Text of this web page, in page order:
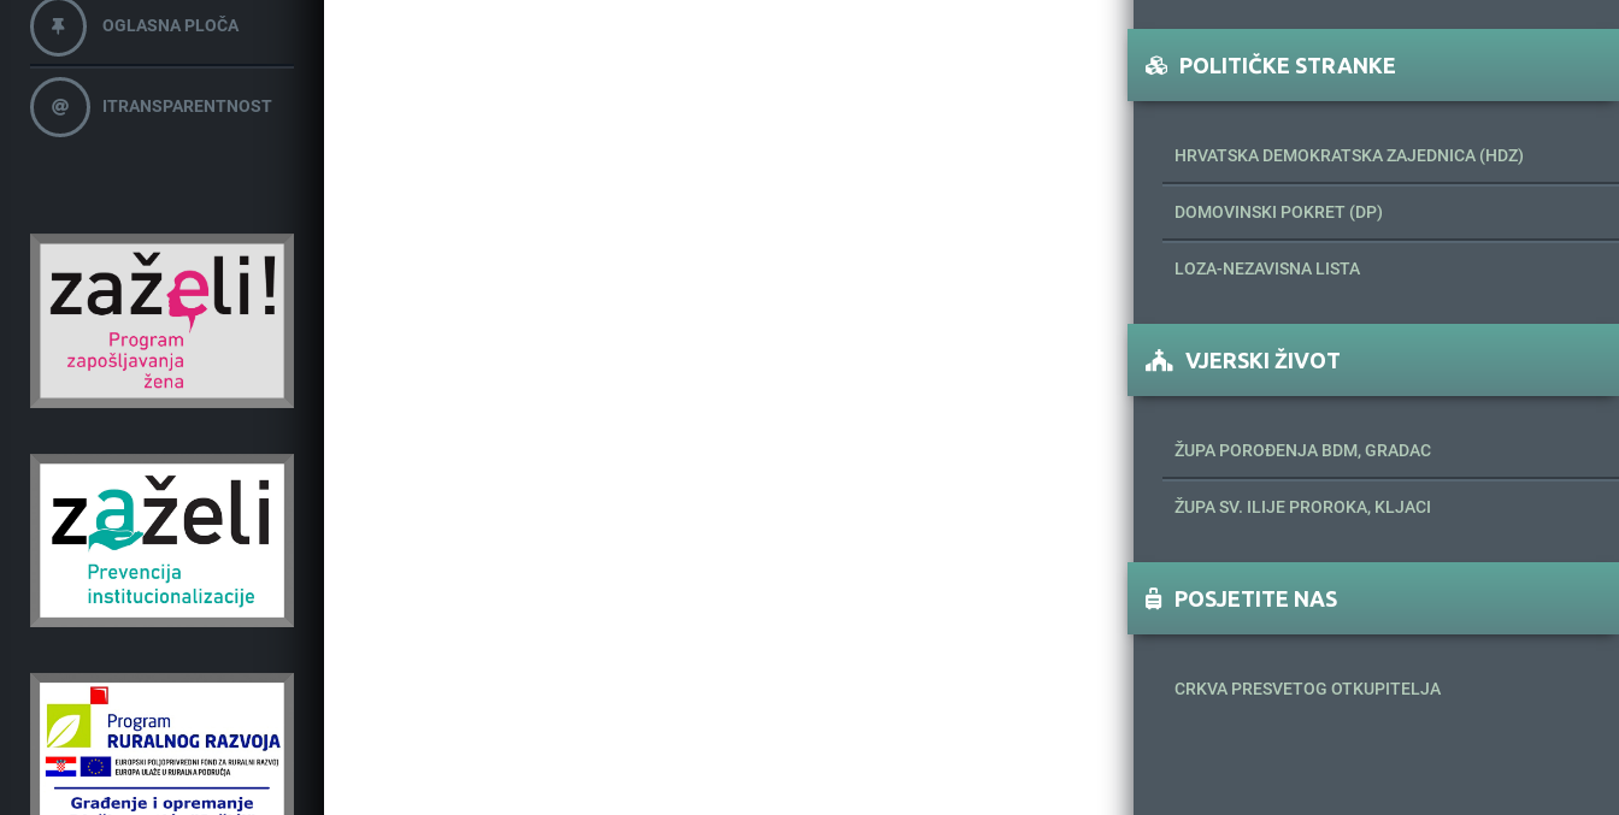
OGLASNA PLOČA
ITRANSPARENTNOST
POLITIČKE STRANKE
HRVATSKA DEMOKRATSKA ZAJEDNICA (HDZ)
DOMOVINSKI POKRET (DP)
LOZA-NEZAVISNA LISTA
VJERSKI ŽIVOT
ŽUPA POROĐENJA BDM, GRADAC
ŽUPA SV. ILIJE PROROKA, KLJACI
POSJETITE NAS
CRKVA PRESVETOG OTKUPITELJA